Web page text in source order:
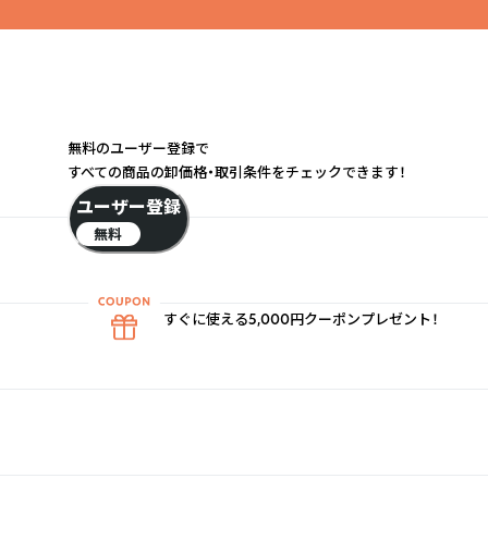
無料のユーザー登録で
すべての商品の卸価格・取引条件をチェックできます！
ユーザー登録
無料
すぐに使える5,000円クーポンプレゼント！